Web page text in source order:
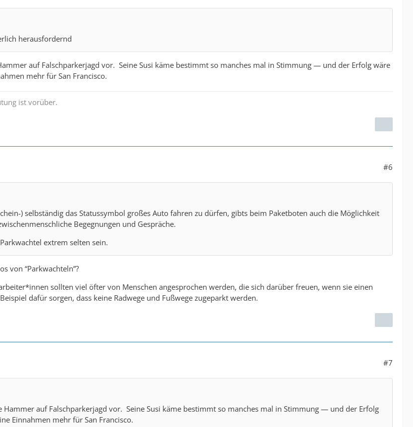
herausfordernd
auf Falschparkerjagd vor. Seine Susi käme bestimmt so manches mal in Stimmung — und der Erfolg wäre
mehr für San Francisco.
ist vorüber.
#6
) selbständig das Statussymbol großes Auto fahren zu dürfen, gibts beim Paketboten auch die Möglichkeit
Begegnungen und Gespräche.
extrem selten sein.
von “Parkwachteln”?
sollten viel öfter von Menschen angesprochen werden, die sich darüber freuen, wenn sie einen
dafür sorgen, dass keine Radwege und Fußwege zugeparkt werden.
#7
Hammer auf Falschparkerjagd vor. Seine Susi käme bestimmt so manches mal in Stimmung — und der Erfolg
Einnahmen mehr für San Francisco.